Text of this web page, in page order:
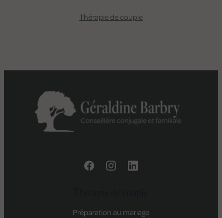
Thérapie de couple
Préparation au mariage